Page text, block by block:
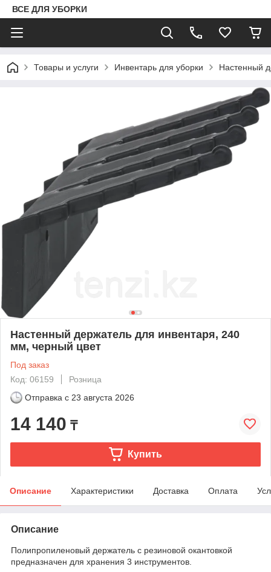
ВСЕ ДЛЯ УБОРКИ
Товары и услуги Инвентарь для уборки Настенный
Настенный держатель для инвентаря, 240
мм, черный цвет
Под заказ
Код: 06159
Розница
Отправка с 23 августа 2026
14 140 ₸
Купить
Описание Характеристики Доставка Оплата
Описание
Полипропиленовый держатель с резиновой окантовкой
предназначен для хранения 3 инструментов.